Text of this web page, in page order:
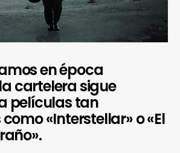
en época
cartelera sigue
películas tan
«Interstellar» o «El